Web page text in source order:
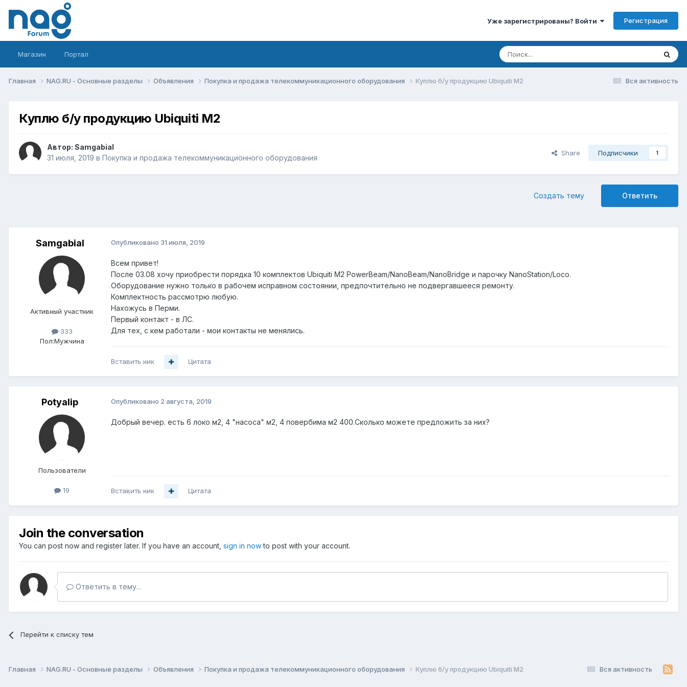
Уже зарегистрированы? Войти Регистрация
Магазин Портал
Вся активность
Главная NAG.RU - Основные разделы Объявления Покупка и продажа телекоммуникационного оборудования Куплю б/у продукцию Ubiquiti M2
Куплю б/у продукцию Ubiquiti M2
Автор: Samgabial
31 июля, 2019 в Покупка и продажа телекоммуникационного оборудования
Share Подписчики 1
Ответить
Создать тему
Samgabial
Активный участник
333
Пол:Мужчина
Опубликовано 31 июля, 2019
Всем привет!
После 03.08 хочу приобрести порядка 10 комплектов Ubiquiti M2 PowerBeam/NanoBeam/NanoBridge и парочку NanoStation/Loco.
Оборудование нужно только в рабочем исправном состоянии, предпочтительно не подвергавшееся ремонту.
Комплектность рассмотрю любую.
Нахожусь в Перми.
Первый контакт - в ЛС.
Для тех, с кем работали - мои контакты не менялись.
Вставить ник Цитата
Potyalip
Пользователи
19
Опубликовано 2 августа, 2019
Добрый вечер. есть 6 локо м2, 4 "насоса" м2, 4 повербима м2 400.Сколько можете предложить за них?
Вставить ник Цитата
Join the conversation
You can post now and register later. If you have an account, sign in nowto post with your account.
Ответить в тему...
Перейти к списку тем
Вся активность
Главная NAG.RU - Основные разделы Объявления Покупка и продажа телекоммуникационного оборудования Куплю б/у продукцию Ubiquiti M2